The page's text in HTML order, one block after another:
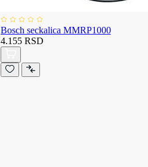
Bosch seckalica MMRP1000
4.155 RSD